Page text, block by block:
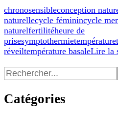
chronosensibleconception
naturellecycle féminincycle
naturelfertilitéheure de
prisesymptothermietempérature
réveiltempérature basaleLire la
Recherche
pour
Catégories